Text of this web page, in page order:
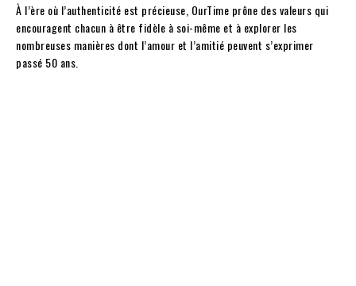
À l’ère où l’authenticité est précieuse, OurTime prône des valeurs qui
encouragent chacun à être fidèle à soi-même et à explorer les
nombreuses manières dont l’amour et l’amitié peuvent s’exprimer
passé 50 ans.